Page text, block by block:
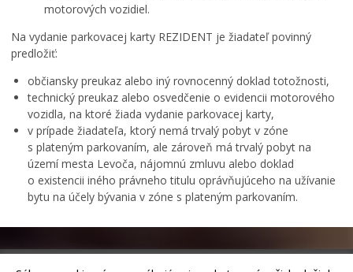
motorových vozidiel.
Na vydanie parkovacej karty REZIDENT je žiadateľ povinný
predložiť:
občiansky preukaz alebo iný rovnocenný doklad totožnosti,
technický preukaz alebo osvedčenie o evidencii motorového
vozidla, na ktoré žiada vydanie parkovacej karty,
v prípade žiadateľa, ktorý nemá trvalý pobyt v zóne
s plateným parkovaním, ale zároveň má trvalý pobyt na
území mesta Levoča, nájomnú zmluvu alebo doklad
o existencii iného právneho titulu oprávňujúceho na užívanie
bytu na účely bývania v zóne s plateným parkovaním.